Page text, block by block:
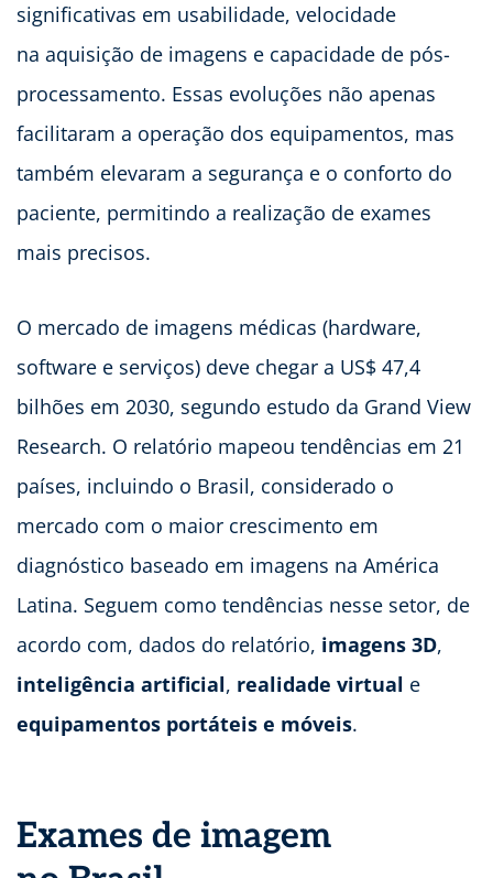
significativas em usabilidade, velocidade
na aquisição de imagens e capacidade de pós-
processamento. Essas evoluções não apenas
facilitaram a operação dos equipamentos, mas
também elevaram a segurança e o conforto do
paciente, permitindo a realização de exames
mais precisos.
O mercado de imagens médicas (hardware,
software e serviços) deve chegar a US$ 47,4
bilhões em 2030, segundo estudo da Grand View
Research. O relatório mapeou tendências em 21
países, incluindo o Brasil, considerado o
mercado com o maior crescimento em
diagnóstico baseado em imagens na América
Latina. Seguem como tendências nesse setor, de
acordo com, dados do relatório, imagens 3D,
inteligência artificial, realidade virtual e
equipamentos portáteis e móveis.
Exames de imagem